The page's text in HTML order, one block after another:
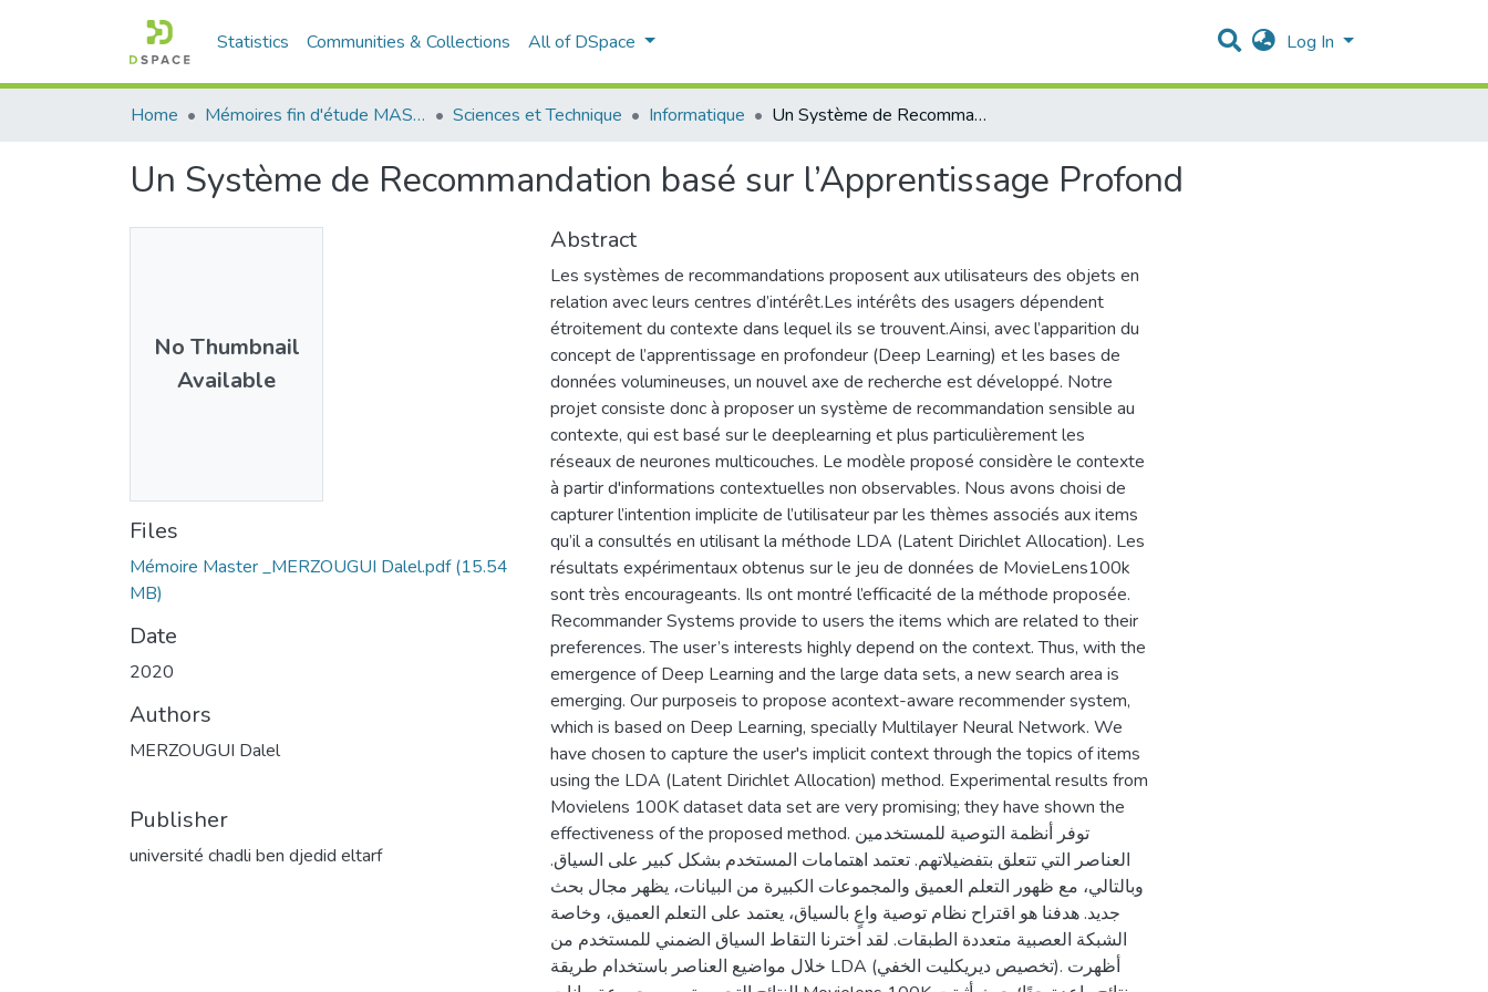
Statistics Communities & Collections All of DSpace Log In
Home Mémoires fin d'étude MASTER et Système classique Sciences et Technique Informatique Un Système de Recommandation basé sur l’Apprentissage Profond
Un Système de Recommandation basé sur l’Apprentissage Profond
No Thumbnail
Available
Files
Mémoire Master _MERZOUGUI Dalel.pdf (15.54
MB)
Date
2020
Authors
MERZOUGUI Dalel
Publisher
université chadli ben djedid eltarf
Abstract
Les systèmes de recommandations proposent aux utilisateurs des objets en
relation avec leurs centres d’intérêt.Les intérêts des usagers dépendent
étroitement du contexte dans lequel ils se trouvent.Ainsi, avec l’apparition du
concept de l’apprentissage en profondeur (Deep Learning) et les bases de
données volumineuses, un nouvel axe de recherche est développé. Notre
projet consiste donc à proposer un système de recommandation sensible au
contexte, qui est basé sur le deeplearning et plus particulièrement les
réseaux de neurones multicouches. Le modèle proposé considère le contexte
à partir d'informations contextuelles non observables. Nous avons choisi de
capturer l’intention implicite de l’utilisateur par les thèmes associés aux items
qu’il a consultés en utilisant la méthode LDA (Latent Dirichlet Allocation). Les
résultats expérimentaux obtenus sur le jeu de données de MovieLens100k
sont très encourageants. Ils ont montré l’efficacité de la méthode proposée.
Recommander Systems provide to users the items which are related to their
preferences. The user’s interests highly depend on the context. Thus, with the
emergence of Deep Learning and the large data sets, a new search area is
emerging. Our purposeis to propose acontext-aware recommender system,
which is based on Deep Learning, specially Multilayer Neural Network. We
have chosen to capture the user's implicit context through the topics of items
using the LDA (Latent Dirichlet Allocation) method. Experimental results from
Movielens 100K dataset data set are very promising; they have shown the
effectiveness of the proposed method. توفر أنظمة التوصية للمستخدمين
العناصر التي تتعلق بتفضيلاتهم. تعتمد اهتمامات المستخدم بشكل كبير على السياق.
وبالتالي، مع ظهور التعلم العميق والمجموعات الكبيرة من البيانات، يظهر مجال بحث
جديد. هدفنا هو اقتراح نظام توصية واعٍ بالسياق، يعتمد على التعلم العميق، وخاصة
الشبكة العصبية متعددة الطبقات. لقد اخترنا التقاط السياق الضمني للمستخدم من
خلال مواضيع العناصر باستخدام طريقة LDA (تخصيص ديريكليت الخفي). أظهرت